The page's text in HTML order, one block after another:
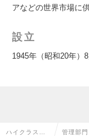
アなどの世界市場に
設立
1945年（昭和20年）8
ハイクラス求 管理部門